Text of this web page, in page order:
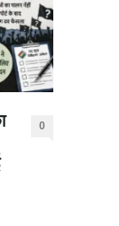
0